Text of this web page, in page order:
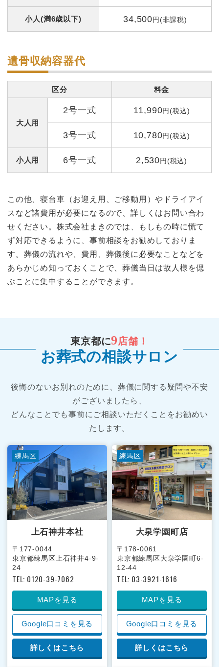
小人(満6歳以下) 34,500円(非課税)
遺骨収納容器代
区分 料金
大人用
2号一式 11,990円(税込)
3号一式 10,780円(税込)
小人用 6号一式 2,530円(税込)
この他、寝台車（お迎え用、ご移動用）やドライアイ
スなど諸費用が必要になるので、詳しくはお問い合わ
せください。株式会社まきのでは、もしもの時に慌て
ず対応できるように、事前相談をお勧めしておりま
す。葬儀の流れや、費用、葬儀後に必要なことなどを
あらかじめ知っておくことで、葬儀当日は故人様を偲
ぶことに集中することができます。
東京都に9店舗！
お葬式の相談サロン
後悔のないお別れのために、葬儀に関する疑問や不安
がございましたら、
どんなことでも事前にご相談いただくことをお勧めい
たします。
練馬区
上石神井本社
〒177-0044
東京都練馬区上石神井4-9-
24
TEL: 0120-39-7062
MAPを見る
Google口コミを見る
詳しくはこちら
練馬区
大泉学園町店
〒178-0061
東京都練馬区大泉学園町6-
12-44
TEL: 03-3921-1616
MAPを見る
Google口コミを見る
詳しくはこちら